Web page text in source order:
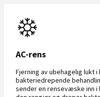
AC-rens
Fjerning av ubehagelig lukt
bakteriedrepende
sender en rensevæske inn i